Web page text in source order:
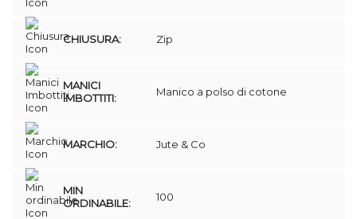
CHIUSURA: Zip
MANICI
IMBOTTITI:
Manico a polso di cotone
MARCHIO: Jute & Co
MIN
ORDINABILE:
100